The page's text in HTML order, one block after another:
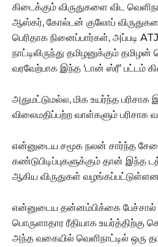
கிடைக்கும் விருதுகளை விட
ஆஸ்கர், கோல்டன் குலோப்
பெரிதாக நினைப்பார்கள், அப்படி
நாட்டிலிருந்து தமிழனுக்கும்
வரவேற்பாக இந்த ‘டான் ஸ்ரீ’ பட்டம்
அதுமட்டுமல்ல, மிக உயர்ந்த
விலைமதிப்பற்ற வாள்களும் பரிசாக
என்னுடைய சமூக நலன் சார்ந்த
கண்டுபிடிப்புகளுக்கும் தான் இந்த
ஆகிய விருதுகள்
என்னுடைய தன்னம்பிக்கை பேச்சால்
பொருளாதார ரீதியாக
அந்த வகையில் வெளிநாட்டில் ஒரு